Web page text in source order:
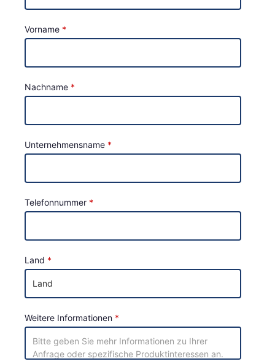
Vorname
Nachname
Unternehmensname
Telefonnummer
Land
Weitere Informationen